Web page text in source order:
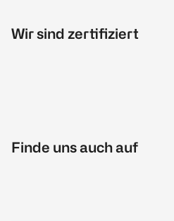
Wir sind zertifiziert
Finde uns auch auf